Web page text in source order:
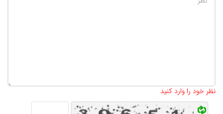
نظر خود را وارد کنید